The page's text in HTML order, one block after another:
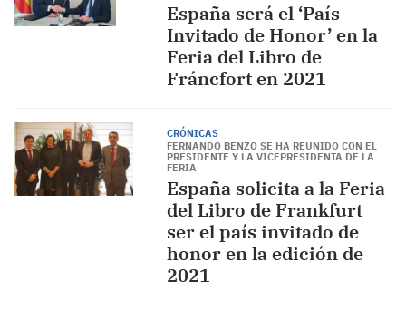
España será el ‘País
Invitado de Honor’ en la
Feria del Libro de
Fráncfort en 2021
CRÓNICAS
FERNANDO BENZO SE HA REUNIDO CON EL
PRESIDENTE Y LA VICEPRESIDENTA DE LA
FERIA
España solicita a la Feria
del Libro de Frankfurt
ser el país invitado de
honor en la edición de
2021